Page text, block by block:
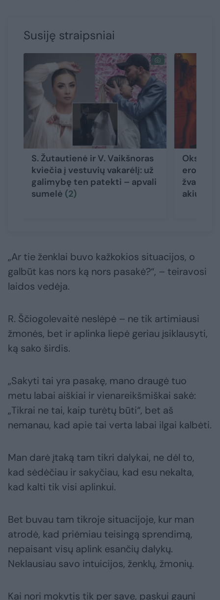
Susiję straipsniai
S. Žutautienė ir V. Vaikšnoras
kviečia į vestuvių vakarėlį: už
galimybę ten patekti – apvali
sumelė (2)
Oksana
akių
„Ar tie ženklai buvo kažkokios situacijos, o
galbūt kas nors ką nors pasakė?“, – teiravosi
laidos vedėja.
R. Ščiogolevaitė neslėpė – ne tik artimiausi
žmonės, bet ir aplinka liepė geriau įsiklausyti,
ką sako širdis.
„Sakyti tai yra pasakę, mano draugė tuo
metu labai aiškiai ir vienareikšmiškai sakė:
„Tikrai ne tai, kaip turėtų būti“, bet aš
nemanau, kad apie tai verta labai ilgai kalbėti.
Man darė įtaką tam tikri dalykai, ne dėl to,
kad sėdėčiau ir sakyčiau, kad esu nekalta,
kad kalti tik visi aplinkui.
Bet buvau tam tikroje situacijoje, kur man
atrodė, kad priėmiau teisingą sprendimą,
nepaisant visų aplink esančių dalykų.
Neklausiau savo intuicijos, ženklų, žmonių.
Kai nori mokytis tik per save, paskui gauni